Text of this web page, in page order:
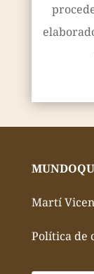
Martí
Política de